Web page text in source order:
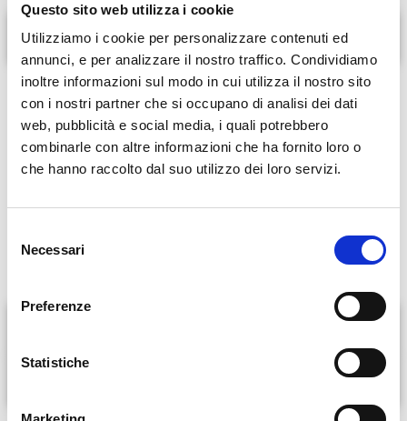
Questo sito web utilizza i cookie
Utilizziamo i cookie per personalizzare contenuti ed
annunci, e per analizzare il nostro traffico. Condividiamo
inoltre informazioni sul modo in cui utilizza il nostro sito
con i nostri partner che si occupano di analisi dei dati
web, pubblicità e social media, i quali potrebbero
combinarle con altre informazioni che ha fornito loro o
che hanno raccolto dal suo utilizzo dei loro servizi.
Necessari
Preferenze
Statistiche
In evidenza
Riabilitazione del pavimento pelvico – presa di coscienza –
esercizio terapeutico -autotrattamento:
INCONTINENZA, GRAVIDANZA, MENOPAUSA, SINDROME DEL
DOLORE PELVICO CRONICO
Linfodrenaggio linfatico manuale metodo Vodder
Trattamento Trigger Point (David Simons Academy)